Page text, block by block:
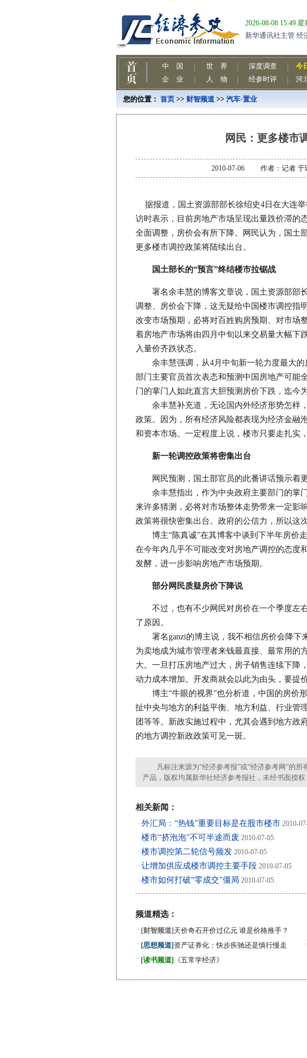
您的位置： 首页 >> 财智频道 >> 汽车·置业
网民：更多楼市
2010-07-06 作者：记者
据报道，国土资源部部长徐绍史4日在大连
访时表示，目前房地产市场呈现出量跌价滞的
全面调整，房价会有所下降。网民认为，国土
更多楼市调控政策将陆续出台。
国土部长的“预言”终结楼市拉锯战
署名余丰慧的博客文章说，国土资源部部
调整、房价会下降，这无疑给中国楼市调控指
改变市场预期，必将对百姓购房预期、对市场
着房地产市场将由四月中旬以来交易量大幅下
入量价齐跌状态。
余丰慧强调，从4月中旬新一轮力度最大的
部门主要官员首次表态和预测中国房地产可能
门的掌门人如此直言大胆预测房价下跌，迄今
余丰慧补充道，无论国内外经济形势怎样
政策。因为，所有经济风险都表现为经济金融
和资本市场。一定程度上说，楼市只要走扎实
新一轮调控政策将密集出台
网民预测，国土部官员的此番讲话预示着更
余丰慧指出，作为中央政府主要部门的掌
来许多猜测，必将对市场整体走势带来一定影
政策将很快密集出台。政府的公信力，所以这
博主“陈真诚”在其博客中谈到下半年房价
在今年内几乎不可能改变对房地产调控的态度
发酵，进一步影响房地产市场预期。
部分网民质疑房价下降说
不过，也有不少网民对房价在一个季度左
了原因。
署名ganzi的博主说，我不相信房价会降下
为卖地成为城市管理者来钱最直接、最常用的
大。一旦打压房地产过大，房子销售连续下降
动力成本增加。开发商就会以此为由头，要提
博主“牛眼的视界”也分析道，中国的房价
扯中央与地方的利益平衡、地方利益、行业管
团等等。新政实施过程中，尤其会遇到地方政
的地方调控新政政策可见一斑。
凡标注来源为“经济参考报”或“经济参考网”的所
产品，版权均属新华社经济参考报社，未经书面授权
相关新闻：
· 外汇局：“热钱”重要目标是在股市楼市 2010-
· 楼市“挤泡泡”不可半途而废 2010-07-05
· 楼市调控第二轮信号频发 2010-07-05
· 让增加供应成楼市调控主要手段 2010-07-05
· 楼市如何打破“零成交”僵局 2010-07-05
频道精选：
· [财智频道] 天价奇石开价过亿元 谁是价格推手？
· [思想频道] 资产证券化：快步疾驰还是慎行慢走 ·
· [读书频道] 《五常学经济》